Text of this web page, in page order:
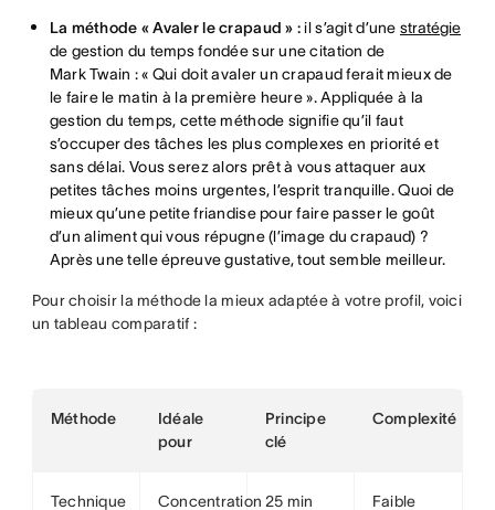
La méthode « Avaler le crapaud » :il s’agit d’une stratégie
de gestion du temps fondée sur une citation de
Mark Twain : « Qui doit avaler un crapaud ferait mieux de
le faire le matin à la première heure ». Appliquée à la
gestion du temps, cette méthode signifie qu’il faut
s’occuper des tâches les plus complexes en priorité et
sans délai. Vous serez alors prêt à vous attaquer aux
petites tâches moins urgentes, l’esprit tranquille. Quoi de
mieux qu’une petite friandise pour faire passer le goût
d’un aliment qui vous répugne (l’image du crapaud) ?
Après une telle épreuve gustative, tout semble meilleur.
Pour choisir la méthode la mieux adaptée à votre profil, voici
un tableau comparatif :
Méthode
Idéale
pour
Principe
clé
Complexité
Technique
Concentration 25 min
Faible